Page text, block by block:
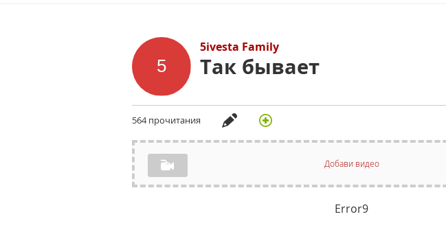
5ivesta Family
Так бывает
564 прочитания
Добави видео
Error9